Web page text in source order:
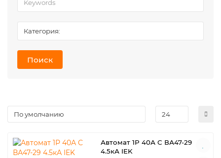
Поиск
Автомат 1Р 40А С ВА47-29
4.5кА IEK